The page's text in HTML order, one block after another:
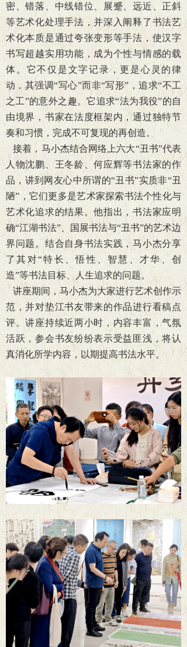
密、错落、中线错位、展蹙、远近、正斜
等艺术化处理手法，并深入阐释了书法艺
术化本质是通过夸张变形等手法，使汉字
书写超越实用功能，成为个性与情感的载
体。它不仅是文字记录，更是心灵的律
动，其强调“写心”而非“写形”，追求“不工
之工”的意外之趣。它追求“法为我役”的自
由境界，书家在法度框架内，通过独特节
奏和习惯，完成不可复现的再创造。
接着，马小杰结合网络上六大“丑书”代表
人物沈鹏、王冬龄、何应辉等书法家的作
品，讲到网友心中所谓的“丑书”实质非“丑
陋”，它们更多是艺术家探索书法个性化与
艺术化追求的结果。他指出，书法家应明
确“江湖书法”、国展书法与“丑书”的艺术边
界问题。 结合自身书法实践，马小杰分享
了其对“特长、悟性、智慧、才华、创
造”等书法目标、人生追求的问题。
讲座期间，马小杰为大家进行艺术创作示
范，并对垫江书友带来的作品进行看稿点
评。讲座持续近两小时，内容丰富，气氛
活跃，参会书友纷纷表示受益匪浅，将认
真消化所学内容，以期提高书法水平。